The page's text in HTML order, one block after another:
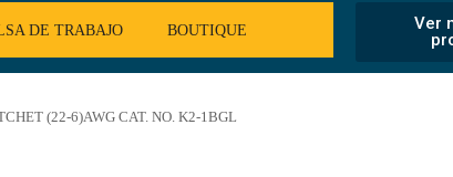
DE TRABAJO BOUTIQUE
Ver
(22-6)AWG CAT. NO. K2-1BGL